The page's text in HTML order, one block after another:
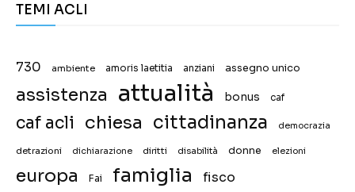
TEMI ACLI
730 ambiente amoris laetitia anziani assegno unico
assistenza attualità bonus caf
caf acli chiesa cittadinanza democrazia
detrazioni dichiarazione diritti disabilità donne elezioni
europa Fai famiglia fisco